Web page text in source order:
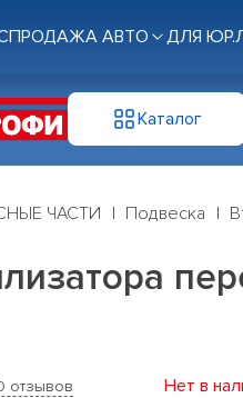
ПРОДАЖА АВТО ДЛЯ
Каталог
ЧАСТИ Подвеска
отзывов Нет в